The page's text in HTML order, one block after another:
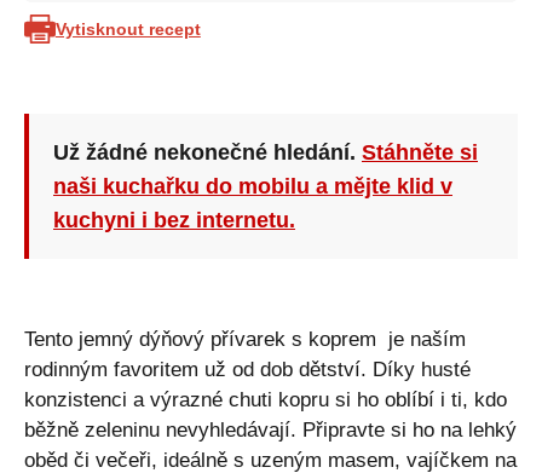
Vytisknout recept
Už žádné nekonečné hledání. Stáhněte si
naši kuchařku do mobilu a mějte klid v
kuchyni i bez internetu.
Tento jemný dýňový přívarek s koprem je naším
rodinným favoritem už od dob dětství. Díky husté
konzistenci a výrazné chuti kopru si ho oblíbí i ti, kdo
běžně zeleninu nevyhledávají. Připravte si ho na lehký
oběd či večeři, ideálně s uzeným masem, vajíčkem na